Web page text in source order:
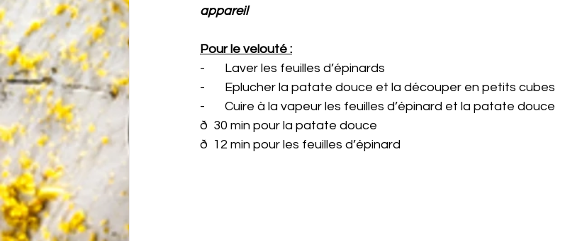
appareil
Pour le velouté :
-       Laver les feuilles d’épinards
-       Eplucher la patate douce et la découper en petits cubes
-       Cuire à la vapeur les feuilles d’épinard et la patate douce
ð  30 min pour la patate douce
ð  12 min pour les feuilles d’épinard